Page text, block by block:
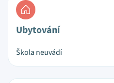
Ubytování
Škola neuvádí